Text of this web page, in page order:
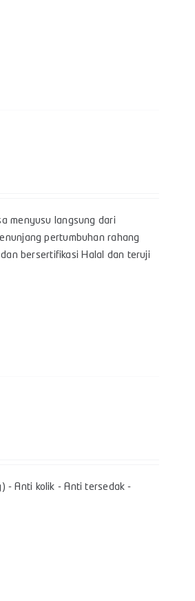
menyusu langsung dari
pertumbuhan rahang
bersertifikasi Halal dan teruji
- Anti kolik - Anti tersedak -